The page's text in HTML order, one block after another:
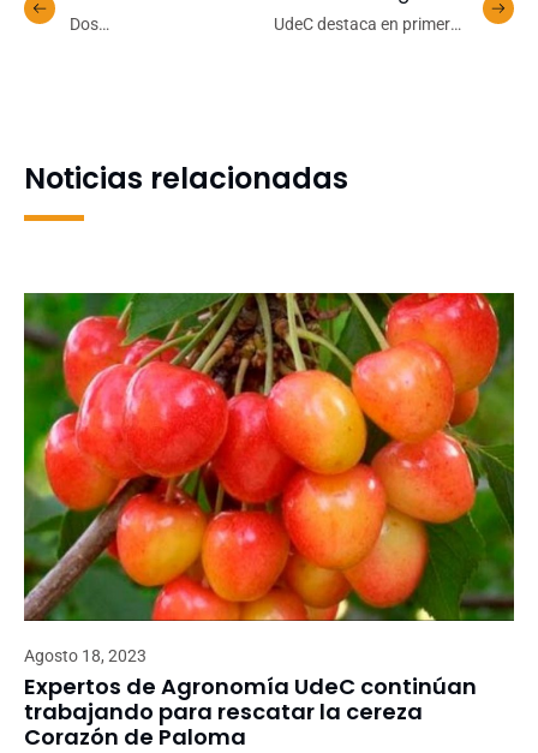
Dos
UdeC destaca en primeros
Noticias relacionadas
Agosto 18, 2023
Expertos de Agronomía UdeC continúan
trabajando para rescatar la cereza
Corazón de Paloma